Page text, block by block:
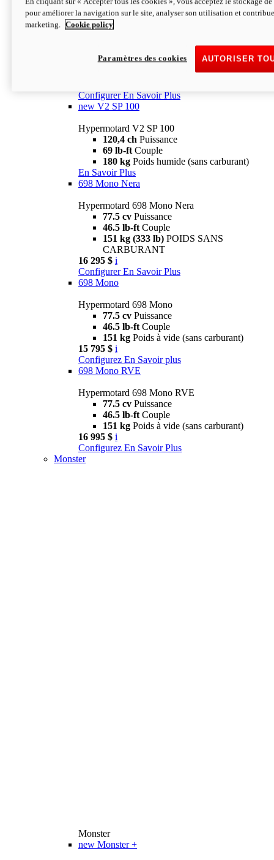
Configurer En Savoir Plus
newV2 SP
69 lb-ftCouple
Poids humide (sans carburant)
Configurer En Savoir Plus
new V2 SP 100
Hypermotard V2 SP 100
120,4 ch Puissance
69 lb-ft Couple
180 kg Poids humide (sans carburant)
En Savoir Plus
698 Mono Nera
Hypermotard 698 Mono Nera
77.5 cv Puissance
46.5 lb-ft Couple
151 kg (333 lb) POIDS SANS
CARBURANT
16 295 $ i
Configurer En Savoir Plus
698 Mono
Hypermotard 698 Mono
77.5 cv Puissance
46.5 lb-ft Couple
151 kg Poids à vide (sans carburant)
15 795 $ i
Configurez En Savoir plus
698 Mono RVE
Hypermotard 698 Mono RVE
77.5 cv Puissance
46.5 lb-ft Couple
151 kg Poids à vide (sans carburant)
16 995 $ i
Configurez En Savoir Plus
Monster
Monster
new Monster +
pour améliorer la navigation sur le site, analyser son utilisation et
marketing.
Cookie policy
AUTORISER
Paramètres des cookies